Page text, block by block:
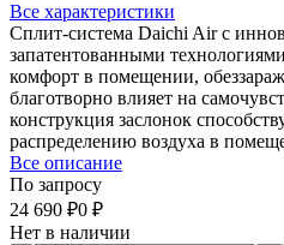
Все характеристики
Сплит-система Daichi Air с
запатентованными
комфорт в помещении,
благотворно влияет на
конструкция заслонок
распределению воздуха в
Все описание
По запросу
24 690 ₽0 ₽
Нет в наличии